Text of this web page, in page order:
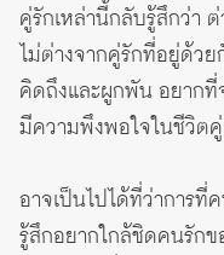
คู่รักเหล่านี้กลับรู้สึกว่า
ไม่ต่างจากคู่รักที่อยู่ด้ว
คิดถึงและผูกพัน อยากที่
มีความพึงพอใจในชีวิต
อาจเป็นไปได้ที่ว่าการที่
รู้สึกอยากใกล้ชิดคนรักข